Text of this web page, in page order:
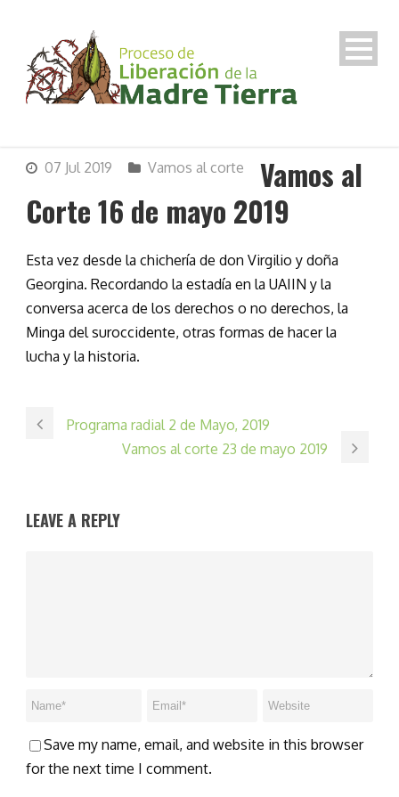
07 Jul 2019 Vamos al corte
Vamos al
Corte 16 de mayo 2019
Esta vez desde la chichería de don Virgilio y doña
Georgina. Recordando la estadía en la UAIIN y la
conversa acerca de los derechos o no derechos, la
Minga del suroccidente, otras formas de hacer la
lucha y la historia.
Programa radial 2 de Mayo, 2019
Vamos al corte 23 de mayo 2019
LEAVE A REPLY
Save my name, email, and website in this browser
for the next time I comment.